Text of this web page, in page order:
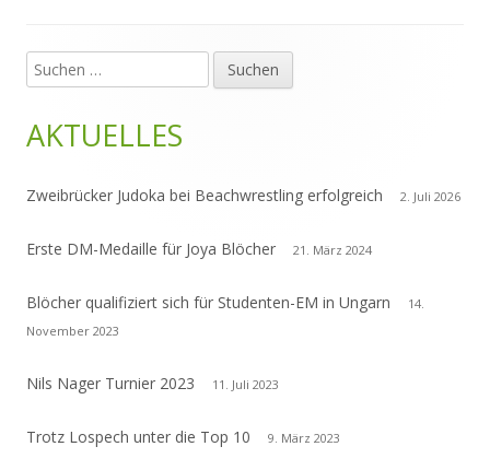
Haupt-
Seitenleiste
Suchen
nach:
AKTUELLES
Zweibrücker Judoka bei Beachwrestling erfolgreich 2. Juli 2026
Erste DM-Medaille für Joya Blöcher 21. März 2024
Blöcher qualifiziert sich für Studenten-EM in Ungarn
14.
November 2023
Nils Nager Turnier 2023 11. Juli 2023
Trotz Lospech unter die Top 10 9. März 2023